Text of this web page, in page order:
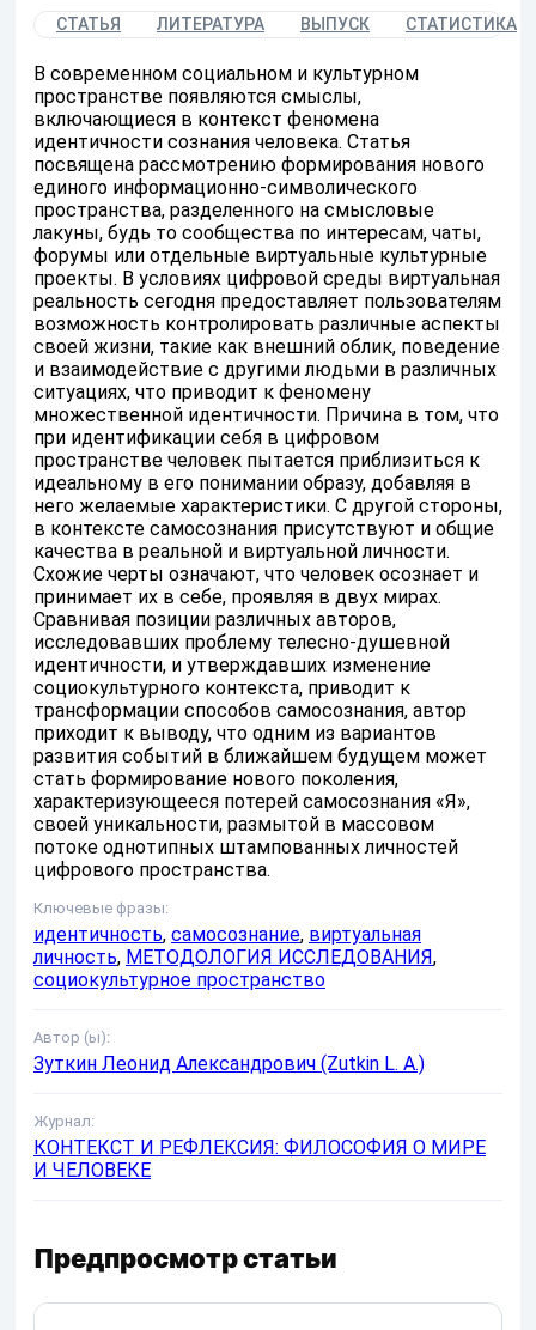
СТАТЬЯ ЛИТЕРАТУРА ВЫПУСК СТАТИСТИКА
В современном социальном и культурном
пространстве появляются смыслы,
включающиеся в контекст феномена
идентичности сознания человека. Статья
посвящена рассмотрению формирования нового
единого информационно-символического
пространства, разделенного на смысловые
лакуны, будь то сообщества по интересам, чаты,
форумы или отдельные виртуальные культурные
проекты. В условиях цифровой среды виртуальная
реальность сегодня предоставляет пользователям
возможность контролировать различные аспекты
своей жизни, такие как внешний облик, поведение
и взаимодействие с другими людьми в различных
ситуациях, что приводит к феномену
множественной идентичности. Причина в том, что
при идентификации себя в цифровом
пространстве человек пытается приблизиться к
идеальному в его понимании образу, добавляя в
него желаемые характеристики. С другой стороны,
в контексте самосознания присутствуют и общие
качества в реальной и виртуальной личности.
Схожие черты означают, что человек осознает и
принимает их в себе, проявляя в двух мирах.
Сравнивая позиции различных авторов,
исследовавших проблему телесно-душевной
идентичности, и утверждавших изменение
социокультурного контекста, приводит к
трансформации способов самосознания, автор
приходит к выводу, что одним из вариантов
развития событий в ближайшем будущем может
стать формирование нового поколения,
характеризующееся потерей самосознания «Я»,
своей уникальности, размытой в массовом
потоке однотипных штампованных личностей
цифрового пространства.
Ключевые фразы:
идентичность, самосознание, виртуальная
личность, МЕТОДОЛОГИЯ ИССЛЕДОВАНИЯ,
социокультурное пространство
Автор (ы):
Зуткин Леонид Александрович (Zutkin L. A.)
Журнал:
КОНТЕКСТ И РЕФЛЕКСИЯ: ФИЛОСОФИЯ О МИРЕ
И ЧЕЛОВЕКЕ
Предпросмотр статьи